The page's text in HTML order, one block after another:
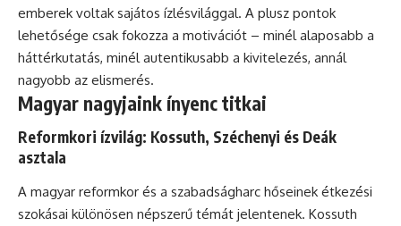
emberek voltak sajátos ízlésvilággal. A plusz pontok
lehetősége csak fokozza a motivációt – minél alaposabb a
háttérkutatás, minél autentikusabb a kivitelezés, annál
nagyobb az elismerés.
Magyar nagyjaink ínyenc titkai
Reformkori ízvilág: Kossuth, Széchenyi és Deák
asztala
A magyar reformkor és a szabadságharc hőseinek étkezési
szokásai különösen népszerű témát jelentenek. Kossuth